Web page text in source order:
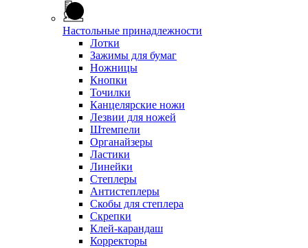
Настольные принадлежности
Лотки
Зажимы для бумаг
Ножницы
Кнопки
Точилки
Канцелярские ножи
Лезвии для ножей
Штемпели
Органайзеры
Ластики
Линейки
Степлеры
Антистеплеры
Скобы для степлера
Скрепки
Клей-карандаш
Корректоры